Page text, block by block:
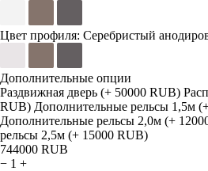
Цвет профиля: Серебристый
Дополнительные опции
Раздвижная дверь (+ 50000 RUB)
RUB) Дополнительные рельсы 1,5м
Дополнительные рельсы 2,0м (+
рельсы 2,5м (+ 15000 RUB)
744000 RUB
− 1 +